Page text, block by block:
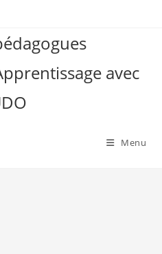
avec
Menu